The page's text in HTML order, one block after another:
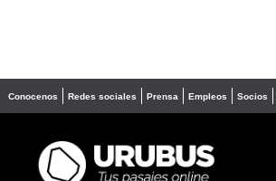
Conocenos Redes sociales Prensa Empleos Socios